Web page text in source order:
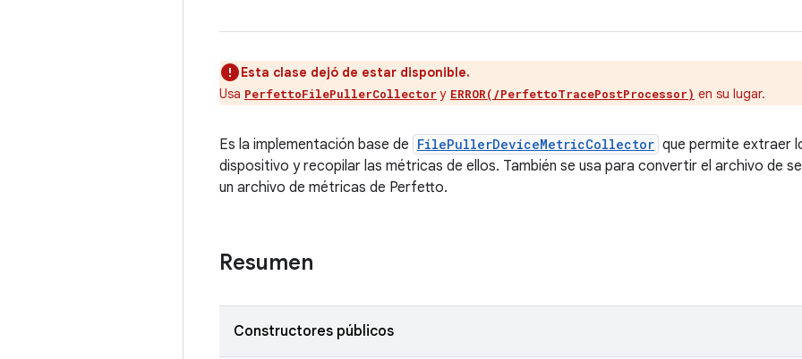
Esta clase dejó de estar disponible.
Usa PerfettoFilePullerCollector y ERROR(/PerfettoTracePostProcessor) en su lugar.
Es la implementación base de FilePullerDeviceMetricCollector que permite extraer
dispositivo y recopilar las métricas de ellos. También se usa para convertir el archivo de
un archivo de métricas de Perfetto.
Resumen
Constructores públicos